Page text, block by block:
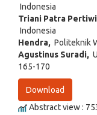
Indonesia
Triani Patra
Indonesia
Hendra, Politeknik
Agustinus Suradi,
165-170
Download
Abstract view :